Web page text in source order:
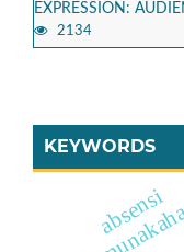
EXPRESSION:
2134
KEYWORDS
absensi